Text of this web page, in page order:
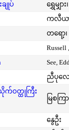
ျုပ်
ရွှေမျှား
ကလီယာ
တရော့၊
Russell
See,
ညီပုလေ
က်ဝတ္ထုကြီး
မြစကြာ
နွေဦး